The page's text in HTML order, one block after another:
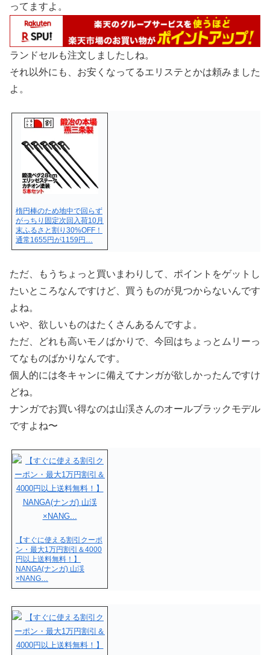
ってますよ。
ランドセルも注文しましたしね。
それ以外にも、お安くなってるエリステとかは頼みました
よ。
楕円棒のため地中で回らず
がっちり固定次回入荷10月
末ふるさと割り30%OFF！
通常1655円が1159円…
ただ、もうちょっと買いまわりして、ポイントをゲットし
たいところなんですけど、買うものが見つからないんです
よね。
いや、欲しいものはたくさんあるんですよ。
ただ、どれも高いモノばかりで、今回はちょっとムリーっ
てなものばかりなんです。
個人的には冬キャンに備えてナンガが欲しかったんですけ
どね。
ナンガでお買い得なのは山渓さんのオールブラックモデル
ですよね〜
【すぐに使える割引クーポ
ン・最大1万円割引＆4000
円以上送料無料！】
NANGA(ナンガ) 山渓
×NANG…